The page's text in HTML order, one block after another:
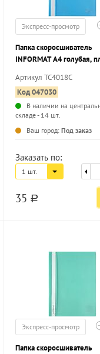
Экспресс-просмотр
Папка скоросшиватель
INFORMAT А4 голубая,
Артикул TC4018C
Код 047030
В наличии на
складе - 14 шт.
Ваш город: Под заказ
Заказать по:
1 шт.
35 a
Экспресс-просмотр
Папка скоросшиватель